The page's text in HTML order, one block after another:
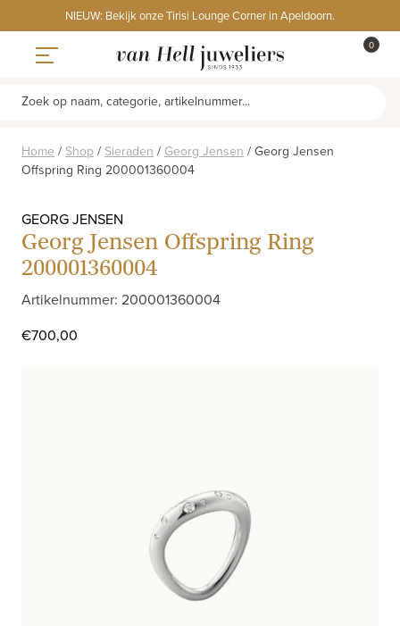
to
content
NIEUW: Bekijk onze Tirisi Lounge Corner in Apeldoorn.
0
Zoek op naam, categorie, artikelnummer...
Home / Shop / Sieraden / Georg Jensen / Georg Jensen
Offspring Ring 200001360004
GEORG JENSEN
Georg Jensen Offspring Ring
200001360004
Artikelnummer: 200001360004
€700,00